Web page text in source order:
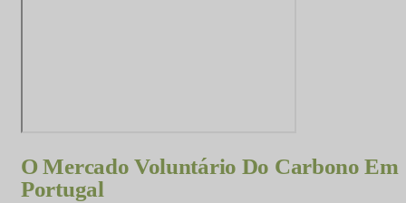
O Mercado Voluntário Do Carbono Em
Portugal